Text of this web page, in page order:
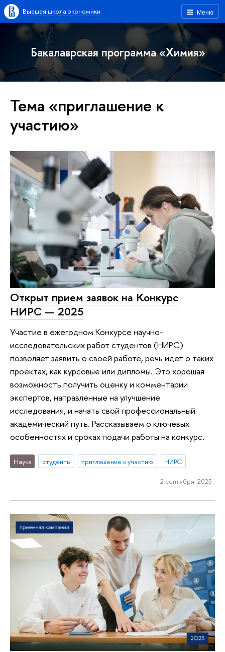
Меню
Высшая школа экономики
Бакалаврская программа «Химия»
Тема «приглашение к
участию»
Открыт прием заявок на Конкурс
НИРС — 2025
Участие в ежегодном Конкурсе научно-
исследовательских работ студентов (НИРС)
позволяет заявить о своей работе, речь идет о таких
проектах, как курсовые или дипломы. Это хорошая
возможность получить оценку и комментарии
экспертов, направленные на улучшение
исследования, и начать свой профессиональный
академический путь. Рассказываем о ключевых
особенностях и сроках подачи работы на конкурс.
Наука студенты приглашение к участию НИРС
2 сентября 2025